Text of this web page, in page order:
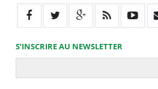
S’INSCRIRE AU NEWSLETTER